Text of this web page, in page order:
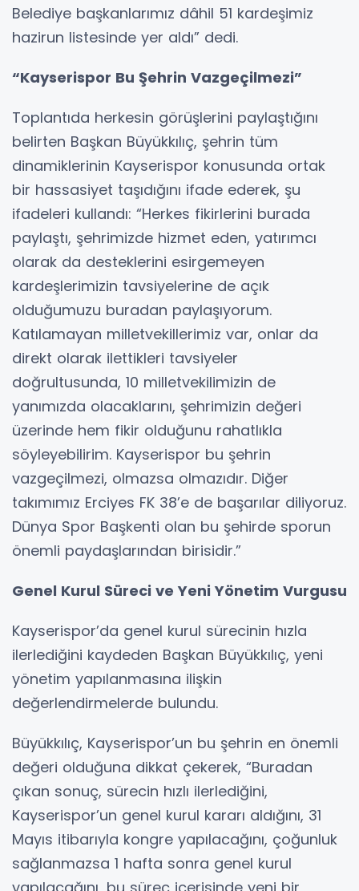
Belediye başkanlarımız dâhil 51 kardeşimiz
hazirun listesinde yer aldı” dedi.
“Kayserispor Bu Şehrin Vazgeçilmezi”
Toplantıda herkesin görüşlerini paylaştığını
belirten Başkan Büyükkılıç, şehrin tüm
dinamiklerinin Kayserispor konusunda ortak
bir hassasiyet taşıdığını ifade ederek, şu
ifadeleri kullandı: “Herkes fikirlerini burada
paylaştı, şehrimizde hizmet eden, yatırımcı
olarak da desteklerini esirgemeyen
kardeşlerimizin tavsiyelerine de açık
olduğumuzu buradan paylaşıyorum.
Katılamayan milletvekillerimiz var, onlar da
direkt olarak ilettikleri tavsiyeler
doğrultusunda, 10 milletvekilimizin de
yanımızda olacaklarını, şehrimizin değeri
üzerinde hem fikir olduğunu rahatlıkla
söyleyebilirim. Kayserispor bu şehrin
vazgeçilmezi, olmazsa olmazıdır. Diğer
takımımız Erciyes FK 38’e de başarılar diliyoruz.
Dünya Spor Başkenti olan bu şehirde sporun
önemli paydaşlarından birisidir.”
Genel Kurul Süreci ve Yeni Yönetim Vurgusu
Kayserispor’da genel kurul sürecinin hızla
ilerlediğini kaydeden Başkan Büyükkılıç, yeni
yönetim yapılanmasına ilişkin
değerlendirmelerde bulundu.
Büyükkılıç, Kayserispor’un bu şehrin en önemli
değeri olduğuna dikkat çekerek, “Buradan
çıkan sonuç, sürecin hızlı ilerlediğini,
Kayserispor’un genel kurul kararı aldığını, 31
Mayıs itibarıyla kongre yapılacağını, çoğunluk
sağlanmazsa 1 hafta sonra genel kurul